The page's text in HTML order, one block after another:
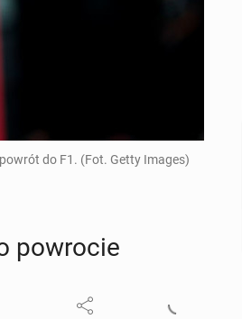
do F1. (Fot. Getty Images)
po­wro­cie